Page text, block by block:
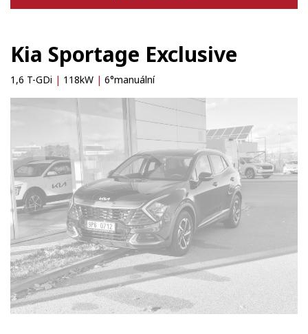
Kia Sportage Exclusive
1,6 T-GDi | 118kW | 6°manuální